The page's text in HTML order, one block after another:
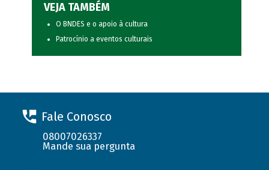
VEJA TAMBÉM
O BNDES e o apoio à cultura
Patrocínio a eventos culturais
Fale Conosco
08007026337
Mande sua pergunta